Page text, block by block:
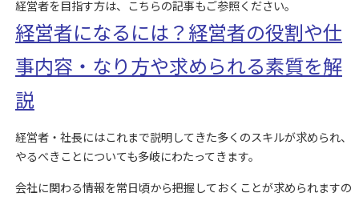
経営者を目指す方は、こちらの記事もご参照ください。
経営者になるには？経営者の役割や仕
事内容・なり方や求められる素質を解
説
経営者・社長にはこれまで説明してきた多くのスキルが求められ、
やるべきことについても多岐にわたってきます。
会社に関わる情報を常日頃から把握しておくことが求められますの